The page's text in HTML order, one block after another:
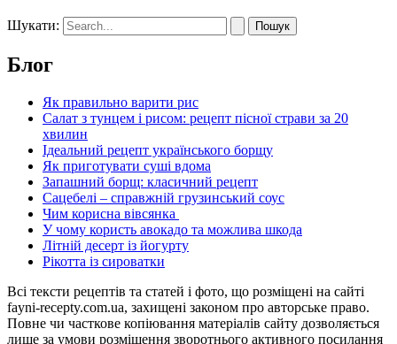
Шукати:
Блог
Як правильно варити рис
Салат з тунцем і рисом: рецепт пісної страви за 20
хвилин
Ідеальний рецепт українського борщу
Як приготувати суші вдома
Запашний борщ: класичний рецепт
Сацебелі – справжній грузинський соус
Чим корисна вівсянка
У чому користь авокадо та можлива шкода
Літній десерт із йогурту
Рікотта із сироватки
Всі тексти рецептів та статей і фото, що розміщені на сайті
fayni-recepty.com.ua, захищені законом про авторське право.
Повне чи часткове копіювання матеріалів сайту дозволяється
лише за умови розміщення зворотнього активного посилання